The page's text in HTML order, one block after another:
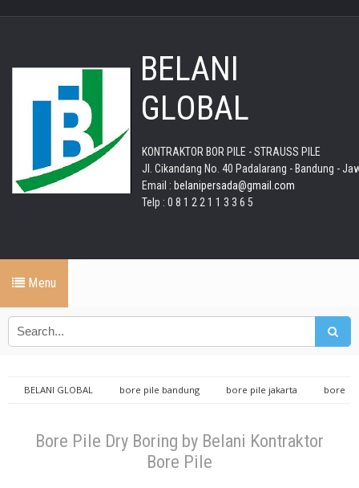
BELANI
GLOBAL
KONTRAKTOR BOR PILE - STRAUSS PILE
Jl. Cikandang No. 40 Padalarang - Bandung -
Email : belanipersada@gmail.com
Telp : 0 8 1 2 2 1 1 3 3 6 5
Menu
BELANI GLOBAL bore pile bandung bore pile jakarta
bore
Kontraktor Bore Pile
Bore Pile Dry Boring by Belani Kontraktor
Bore Pile